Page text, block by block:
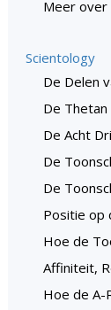
Meer over
Scientology
De Delen
De Thetan
De Acht
De
De
Positie op
Hoe de
Affiniteit,
Hoe de A-